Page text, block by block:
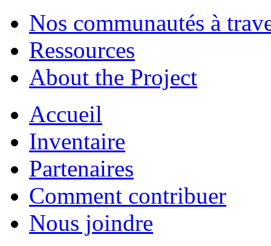
Nos communautés à
Ressources
About the Project
Accueil
Inventaire
Partenaires
Comment contribuer
Nous joindre